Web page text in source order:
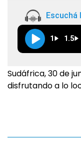
1 1.5
Sudáfrica, 30 de
disfrutando a lo